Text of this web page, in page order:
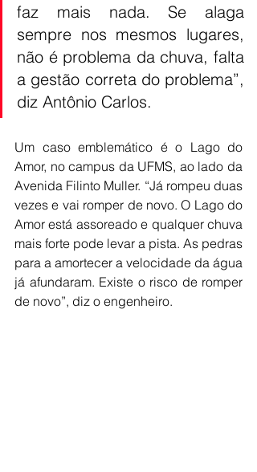
faz mais nada. Se alaga
sempre nos mesmos lugares,
não é problema da chuva, falta
a gestão correta do problema”,
diz Antônio Carlos.
Um caso emblemático é o Lago do
Amor, no campus da UFMS, ao lado da
Avenida Filinto Muller. “Já rompeu duas
vezes e vai romper de novo. O Lago do
Amor está assoreado e qualquer chuva
mais forte pode levar a pista. As pedras
para a amortecer a velocidade da água
já afundaram. Existe o risco de romper
de novo”, diz o engenheiro.